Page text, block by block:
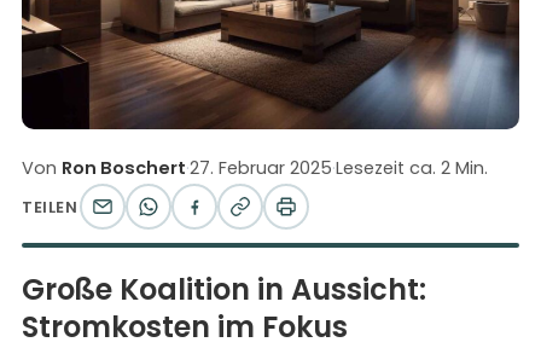
Von Ron Boschert·27. Februar 2025·Lesezeit ca. 2 Min.
TEILEN
Große Koalition in Aussicht:
Stromkosten im Fokus